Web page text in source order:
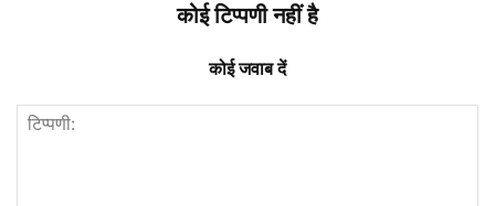
कोई टिप्पणी नहीं है
कोई जवाब दें